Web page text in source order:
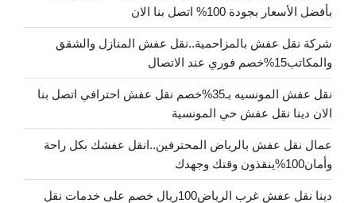
بأفضل الأسعار بجودة 100% اتصل بنا الان
شركة نقل عفش بالمزاحمية..نقل عفش المنازل والشقق
والمكاتب15%خصم فوري عند الاتصال
نقل عفش المونسيه بـ35%خصم نقل عفش احترافي اتصل بنا
الان دينا نقل عفش حي المونسية
عمال نقل عفش بالرياض المحترفين..انقل عفشك بكل راحة
وأمان100%ينقذون وقتك وجهدك
دينا نقل عفش غرب الرياض100ريال خصم على خدمات نقل